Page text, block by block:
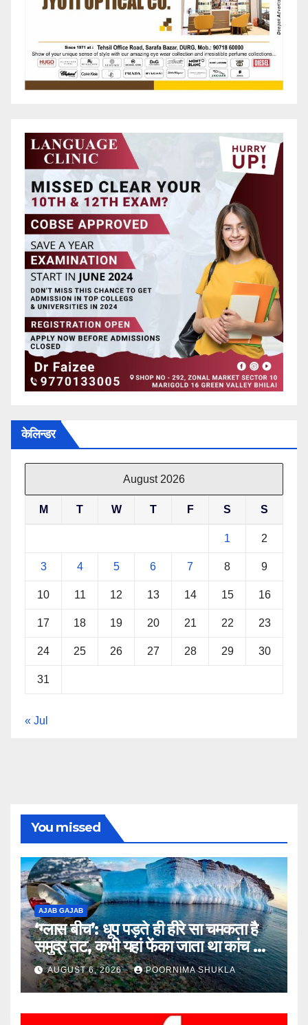
केलिन्डर
August 2026
M T W T F S S
1 2
3 4 5 6 7 8 9
10 11 12 13 14 15 16
17 18 19 20 21 22 23
24 25 26 27 28 29 30
31
« Jul
You missed
AJAB GAJAB
‘ग्लास बीच’: धूप पड़ते ही हीरे सा चमकता है
समुद्र तट, कभी यहां फेंका जाता था कांच का
कचरा!…
AUGUST 6, 2026 POORNIMA SHUKLA